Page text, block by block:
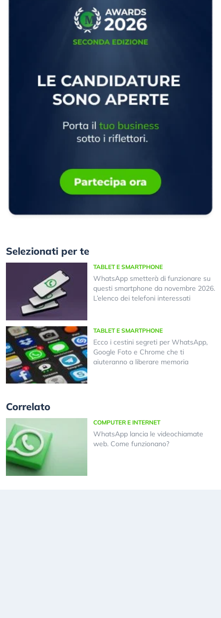
Selezionati per te
TABLET E SMARTPHONE
WhatsApp smetterà di funzionare su
questi smartphone da novembre 2026.
L’elenco dei telefoni interessati
TABLET E SMARTPHONE
Ecco i cestini segreti per WhatsApp,
Google Foto e Chrome che ti
aiuteranno a liberare memoria
Correlato
COMPUTER E INTERNET
WhatsApp lancia le videochiamate
web. Come funzionano?